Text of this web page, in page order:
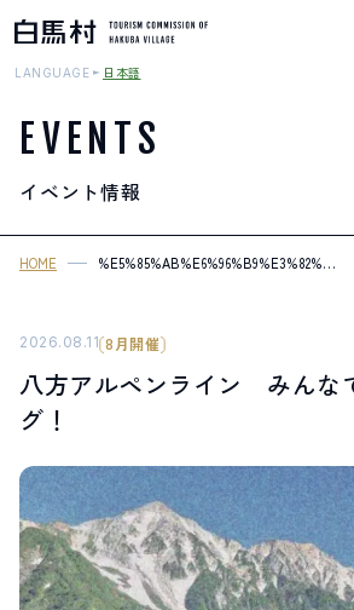
MOUNTAIN & TREKKING
登山・トレッキング
スキー場
HOT SPRING
温泉
SPOTS
スポット紹介
LANGUAGE 日本語
EVENTS
イベント情報
HOME
2026.08.11 8月開催
八方アルペンライン みんな
グ！